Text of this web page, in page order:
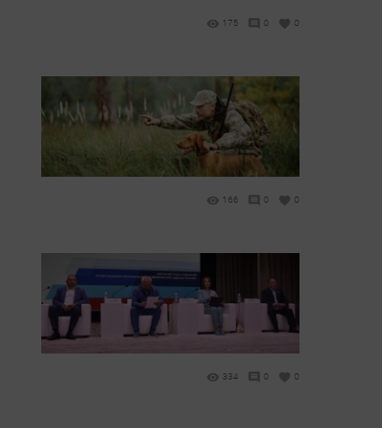
175 0 0
166 0 0
334 0 0